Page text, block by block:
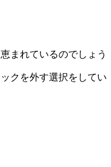
まれているのでしょう
クを外す選択をしてい